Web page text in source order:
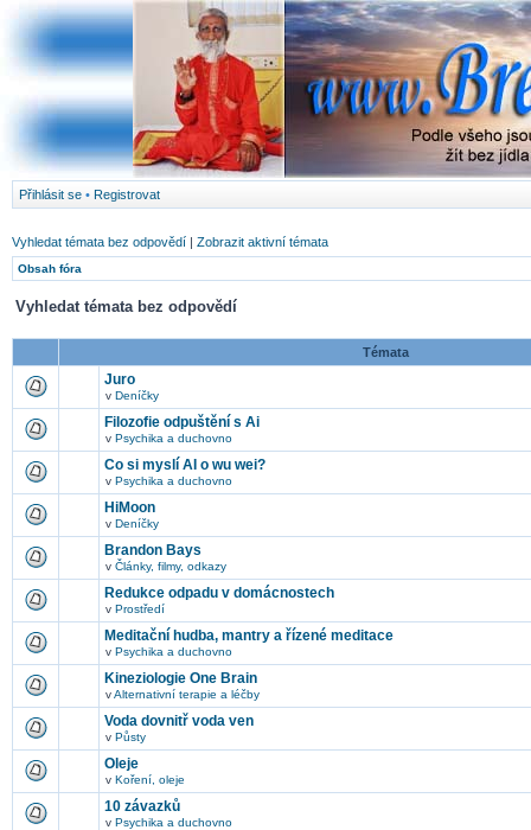
Přihlásit se • Registrovat
Vyhledat témata bez odpovědí | Zobrazit aktivní témata
Obsah fóra
Vyhledat témata bez odpovědí
Témata
Juro
v Deníčky
Filozofie odpuštění s Ai
v Psychika a duchovno
Co si myslí AI o wu wei?
v Psychika a duchovno
HiMoon
v Deníčky
Brandon Bays
v Články, filmy, odkazy
Redukce odpadu v domácnostech
v Prostředí
Meditační hudba, mantry a řízené meditace
v Psychika a duchovno
Kineziologie One Brain
vAlternativní terapie a léčby
Voda dovnitř voda ven
v Půsty
Oleje
v Koření, oleje
10 závazků
v Psychika a duchovno